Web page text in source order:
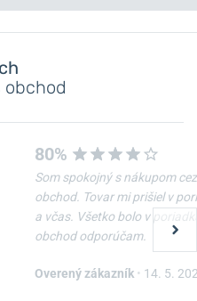
nám komentár
dotaz
Oceľový ťah Wenger
obchod
80%
Som spokojný s nákupom cez
obchod. Tovar mi prišiel v
a včas. Všetko bolo v
obchod odporúčam.
Overený zákazník • 14. 5.